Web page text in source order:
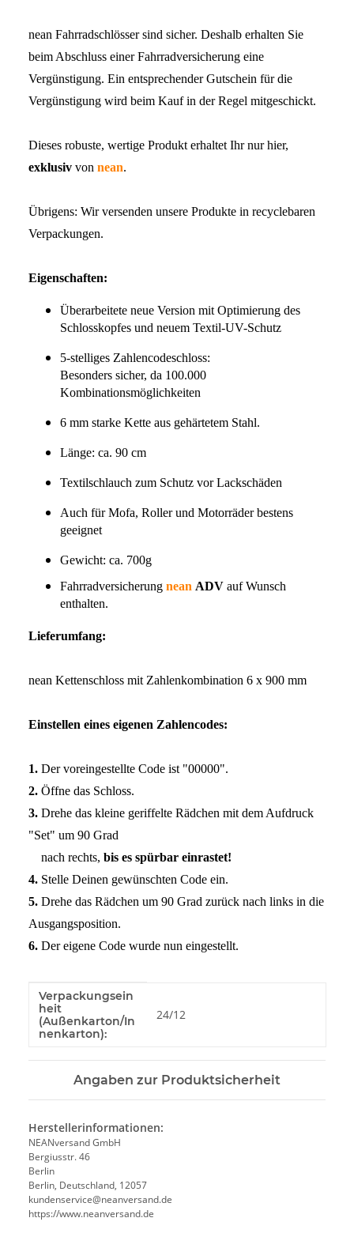
nean Fahrradschlösser sind sicher. Deshalb erhalten Sie
beim Abschluss einer Fahrradversicherung eine
Vergünstigung. Ein entsprechender Gutschein für die
Vergünstigung wird beim Kauf in der Regel mitgeschickt.
Dieses robuste, wertige Produkt erhaltet Ihr nur hier,
exklusiv von nean.
Übrigens: Wir versenden unsere Produkte in recyclebaren
Verpackungen.
Eigenschaften:
Überarbeitete neue Version mit Optimierung des
Schlosskopfes und neuem Textil-UV-Schutz
5-stelliges Zahlencodeschloss:
Besonders sicher, da 100.000
Kombinationsmöglichkeiten
6 mm starke Kette aus gehärtetem Stahl.
Länge: ca. 90 cm
Textilschlauch zum Schutz vor Lackschäden
Auch für Mofa, Roller und Motorräder bestens
geeignet
Gewicht: ca. 700g
Fahrradversicherung nean ADV auf Wunsch
enthalten.
Lieferumfang:
nean Kettenschloss mit Zahlenkombination 6 x 900 mm
Einstellen eines eigenen Zahlencodes:
1. Der voreingestellte Code ist "00000".
2. Öffne das Schloss.
3. Drehe das kleine geriffelte Rädchen mit dem Aufdruck
"Set" um 90 Grad
nach rechts, bis es spürbar einrastet!
4. Stelle Deinen gewünschten Code ein.
5. Drehe das Rädchen um 90 Grad zurück nach links in die
Ausgangsposition.
6. Der eigene Code wurde nun eingestellt.
Produkteigenschaft
Wert
Verpackungsein
heit
(Außenkarton/In
nenkarton):
24/12
Angaben zur Produktsicherheit
Herstellerinformationen:
NEANversand GmbH
Bergiusstr. 46
Berlin
Berlin, Deutschland, 12057
ed.dnasrevnaen@ecivresnednuk
https://www.neanversand.de